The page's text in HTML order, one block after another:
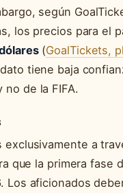
según
los precios para el
(GoalTickets,
tiene baja
de la FIFA.
exclusivamente a
que la primera fase
Los aficionados